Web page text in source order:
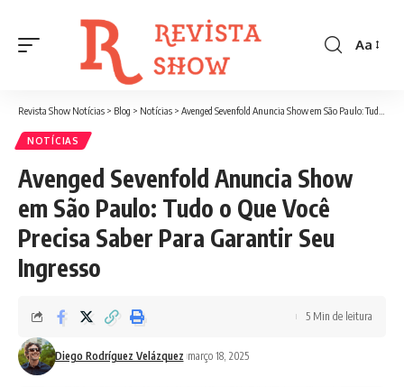
Font
Aa
Revista Show Notícias > Blog > Notícias > Avenged Sevenfold Anuncia Show em São Paulo: Tudo o Que Você Precisa Saber Para Garantir Seu Ingresso
NOTÍCIAS
Avenged Sevenfold Anuncia Show
em São Paulo: Tudo o Que Você
Precisa Saber Para Garantir Seu
Ingresso
Diego Rodríguez Velázquez março 18, 2025
5 Min de leitura